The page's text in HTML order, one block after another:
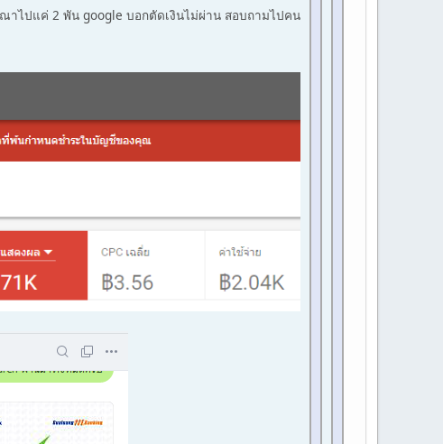
ไปแค่ 2 พัน google บอกตัดเงินไม่ผ่าน สอบถามไปคน